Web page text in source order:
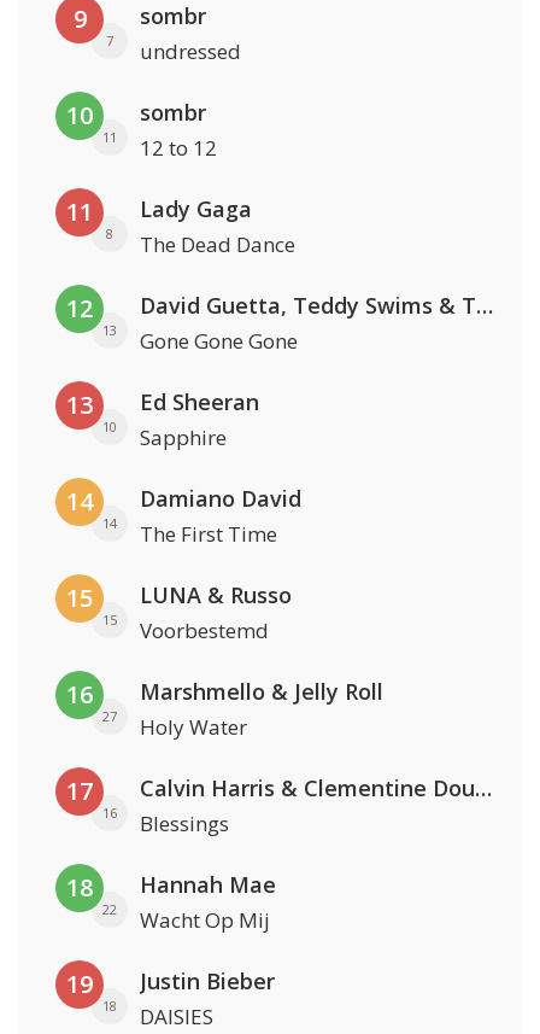
9
7
sombr
undressed
10
11
sombr
12 to 12
11
8
Lady Gaga
The Dead Dance
12
13
David Guetta, Teddy Swims & Tones And I
Gone Gone Gone
13
10
Ed Sheeran
Sapphire
14
14
Damiano David
The First Time
15
15
LUNA & Russo
Voorbestemd
16
27
Marshmello & Jelly Roll
Holy Water
17
16
Calvin Harris & Clementine Douglas
Blessings
18
22
Hannah Mae
Wacht Op Mij
19
18
Justin Bieber
DAISIES